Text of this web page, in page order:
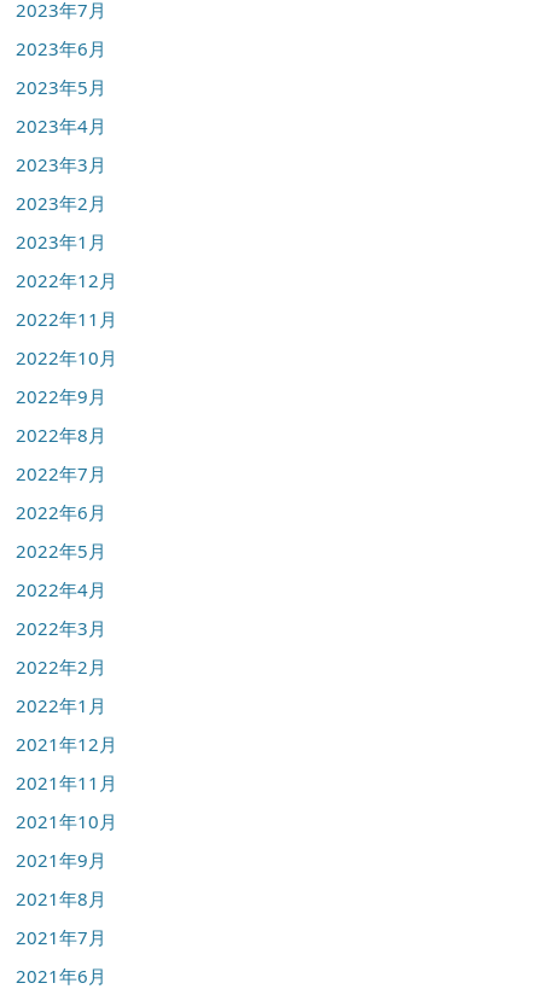
2023年7月
2023年6月
2023年5月
2023年4月
2023年3月
2023年2月
2023年1月
2022年12月
2022年11月
2022年10月
2022年9月
2022年8月
2022年7月
2022年6月
2022年5月
2022年4月
2022年3月
2022年2月
2022年1月
2021年12月
2021年11月
2021年10月
2021年9月
2021年8月
2021年7月
2021年6月